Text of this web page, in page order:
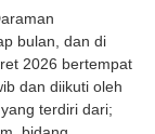
bulan, dan di
2026 bertempat
dan diikuti oleh
terdiri dari;